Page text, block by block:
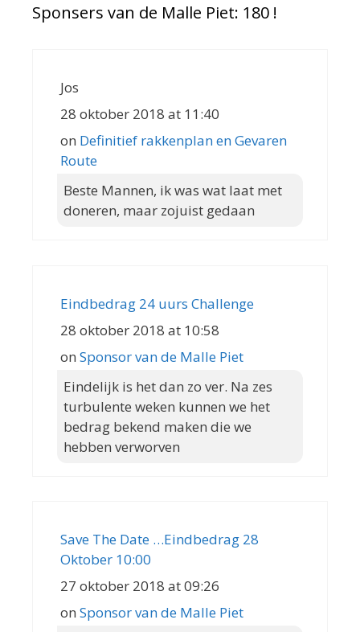
Sponsers van de Malle Piet: 180 !
Jos
28 oktober 2018 at 11:40
on Definitief rakkenplan en Gevaren
Route
Beste Mannen, ik was wat laat met
doneren, maar zojuist gedaan
Eindbedrag 24 uurs Challenge
28 oktober 2018 at 10:58
on Sponsor van de Malle Piet
Eindelijk is het dan zo ver. Na zes
turbulente weken kunnen we het
bedrag bekend maken die we
hebben verworven
Save The Date …Eindbedrag 28
Oktober 10:00
27 oktober 2018 at 09:26
on Sponsor van de Malle Piet